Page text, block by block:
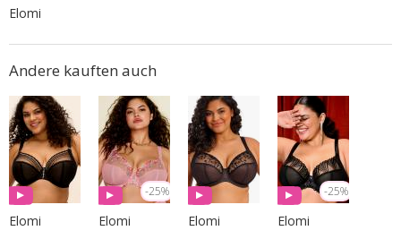
Elomi
Andere kauften auch
Elomi
-25%
Elomi Elomi
-25%
Elomi